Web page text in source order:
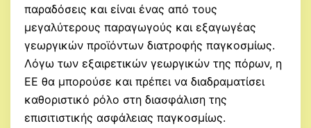
παραδόσεις και είναι ένας από τους
μεγαλύτερους παραγωγούς και εξαγωγέας
γεωργικών προϊόντων διατροφής παγκοσμίως.
Λόγω των εξαιρετικών γεωργικών της πόρων, η
ΕΕ θα μπορούσε και πρέπει να διαδραματίσει
καθοριστικό ρόλο στη διασφάλιση της
επισιτιστικής ασφάλειας παγκοσμίως.